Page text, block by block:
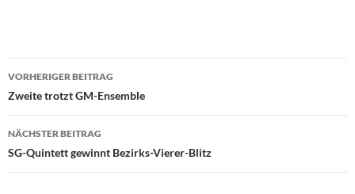
Beitragsnavigation
VORHERIGER BEITRAG
Zweite trotzt GM-Ensemble
NÄCHSTER BEITRAG
SG-Quintett gewinnt Bezirks-Vierer-Blitz